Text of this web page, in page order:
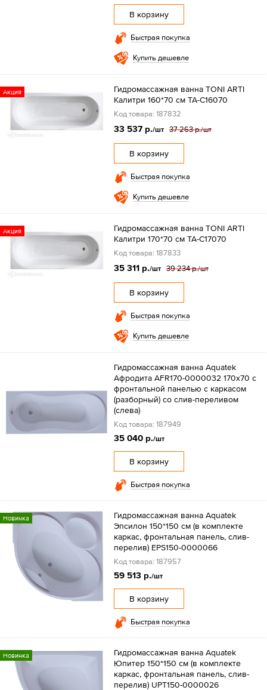
В корзину
Быстрая покупка
Купить дешевле
Акция
Гидромассажная ванна TONI ARTI
Калитри 160*70 см TA-C16070
Код товара: 187832
33 537 р./шт 37 263 р./шт
В корзину
Быстрая покупка
Купить дешевле
Акция
Гидромассажная ванна TONI ARTI
Калитри 170*70 см TA-C17070
Код товара: 187833
35 311 р./шт 39 234 р./шт
В корзину
Быстрая покупка
Купить дешевле
Гидромассажная ванна Aquatek
Афродита AFR170-0000032 170x70 с
фронтальной панелью с каркасом
(разборный) со слив-переливом
(слева)
Код товара: 187949
35 040 р./шт
В корзину
Быстрая покупка
Новинка
Гидромассажная ванна Aquatek
Эпсилон 150*150 см (в комплекте
каркас, фронтальная панель, слив-
перелив) EPS150-0000066
Код товара: 187957
59 513 р./шт
В корзину
Быстрая покупка
Новинка
Гидромассажная ванна Aquatek
Юпитер 150*150 см (в комплекте
каркас, фронтальная панель, слив-
перелив) UPT150-0000026